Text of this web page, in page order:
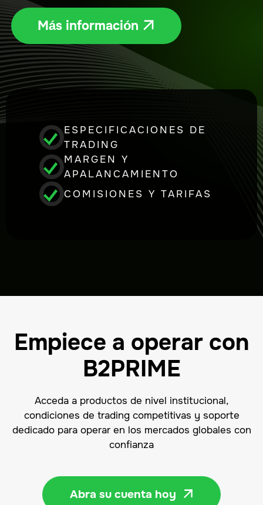
Más información 
ESPECIFICACIONES DE
TRADING
MARGEN Y
APALANCAMIENTO
COMISIONES Y TARIFAS
Empiece a operar con
B2PRIME
Acceda a productos de nivel institucional,
condiciones de trading competitivas y soporte
dedicado para operar en los mercados globales con
confianza
Abra su cuenta hoy 